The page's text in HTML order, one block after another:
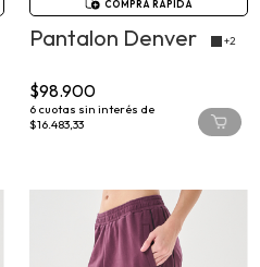
COMPRA RÁPIDA
Pantalon Denver +2
$98.900
6 cuotas sin interés de
$16.483,33